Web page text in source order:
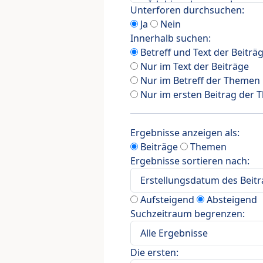
Unterforen durchsuchen:
Ja
Nein
Innerhalb suchen:
Betreff und Text der
Nur im Text der Beiträge
Nur im Betreff der Themen
Nur im ersten Beitrag der
Ergebnisse anzeigen als:
Beiträge
Themen
Ergebnisse sortieren nach:
Aufsteigend
Absteigend
Suchzeitraum begrenzen:
Die ersten: